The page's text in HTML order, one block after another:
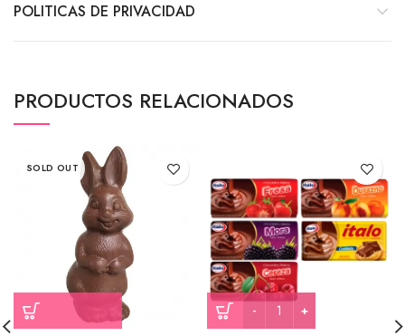
POLITICAS DE PRIVACIDAD
PRODUCTOS RELACIONADOS
SOLD OUT